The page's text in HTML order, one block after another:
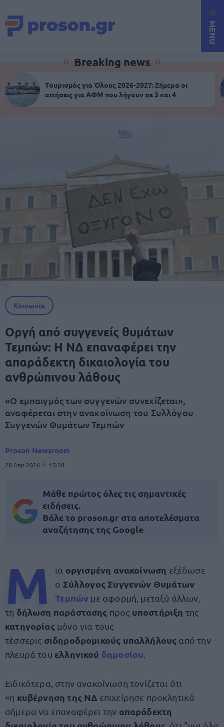
MENU
Breaking news
Τουρισμός για Όλους 2026-2027: Σήμερα οι
αιτήσεις για ΑΦΜ που λήγουν σε 3 και 4
Κοινωνία
Οργή από συγγενείς θυμάτων
Τεμπών: Η ΝΔ επαναφέρει την
απαράδεκτη δικαιολογία του
ανθρώπινου λάθους
«Ο εμπαιγμός των συγγενών συνεχίζεται»,
αναφέρεται στην ανακοίνωση του Συλλόγου
Συγγενών Θυμάτων Τεμπών
Proson Newsroom
28 Απρ 2026 15:28
Μάθε πρώτος όλες τις σημαντικές
ειδήσεις.
Βάλε το proson.gr στα αποτελέσματα
αναζήτησης της Google
Μ ια οργισμένη ανακοίνωση εξέδωσε
ο Σύλλογος Συγγενών Θυμάτων
Τεμπών με αφορμή, μεταξύ άλλων,
τη δήλωση παράστασης προς υποστήριξη της
κατηγορίας μόνο για τους
τέσσερις σιδηροδρομικούς υπαλλήλους από την
πλευρά του ελληνικού δημοσίου
Ειδικότερα, στην ανακοίνωση τονίζεται ότι
«η κυβέρνηση της ΝΔ επιχείρησε προκλητικά
σήμερα να επαναφέρει την απαράδεκτη